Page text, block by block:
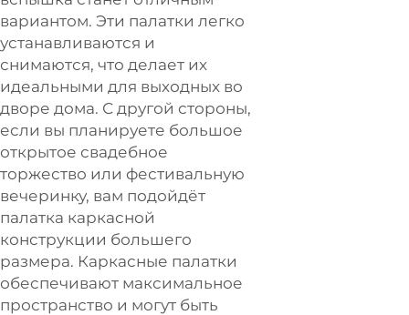
вариантом. Эти палатки легко
устанавливаются и
снимаются, что делает их
идеальными для выходных во
дворе дома. С другой стороны,
если вы планируете большое
открытое свадебное
торжество или фестивальную
вечеринку, вам подойдёт
палатка каркасной
конструкции большего
размера. Каркасные палатки
обеспечивают максимальное
пространство и могут быть